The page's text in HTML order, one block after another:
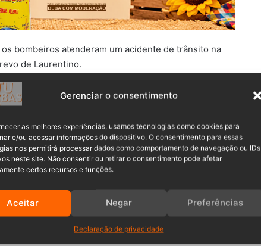
Gerenciar o consentimento
as melhores experiências, usamos tecnologias como cookies para
e/ou acessar informações do dispositivo. O consentimento para essas
nos permitirá processar dados como comportamento de navegação ou IDs
neste site. Não consentir ou retirar o consentimento pode afetar
certos recursos e funções.
Aceitar Negar Preferências
Declaração de privacidade
bombeiros atenderam um acidente de trânsito na
de Laurentino.
Golf branco e uma motocicleta Kawasaki.
se caído na rodovia, inconsciente, com
Após estabilizado, ele foi encaminhado em